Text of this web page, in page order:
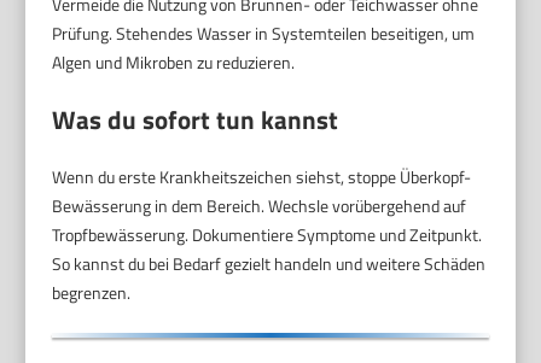
Prüfung. Stehendes Wasser in Systemteilen beseitigen, um
Algen und Mikroben zu reduzieren.
Was du sofort tun kannst
Wenn du erste Krankheitszeichen siehst, stoppe Überkopf-
Bewässerung in dem Bereich. Wechsle vorübergehend auf
Tropfbewässerung. Dokumentiere Symptome und Zeitpunkt.
So kannst du bei Bedarf gezielt handeln und weitere Schäden
begrenzen.